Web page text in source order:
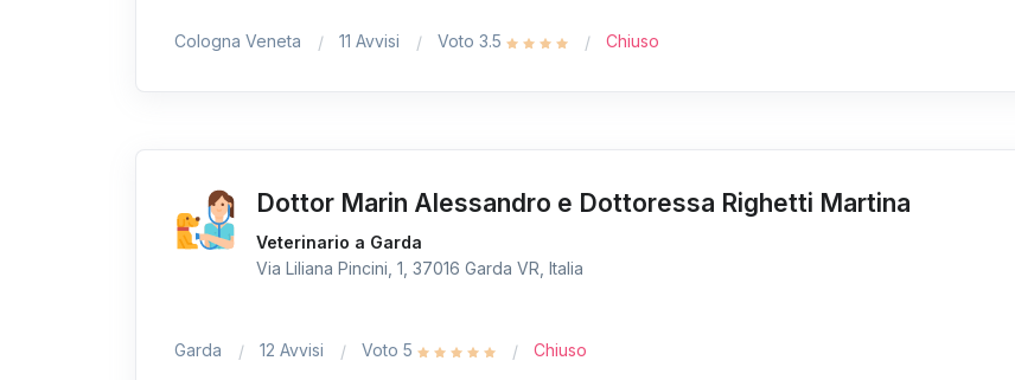
Cologna Veneta 11 Avvisi Voto 3.5 Chiuso
Dottor Marin Alessandro e Dottoressa Righetti Martina
Veterinario a Garda
Via Liliana Pincini, 1, 37016 Garda VR, Italia
Garda 12 Avvisi Voto 5 Chiuso